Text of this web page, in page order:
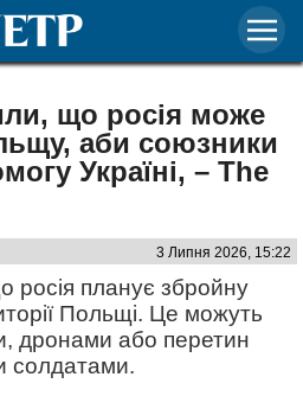
що росія може
аби союзники
Україні, – The
3 Липня 2026, 15:22
планує збройну
Польщі. Це можуть
дронами або перетин
солдатами.